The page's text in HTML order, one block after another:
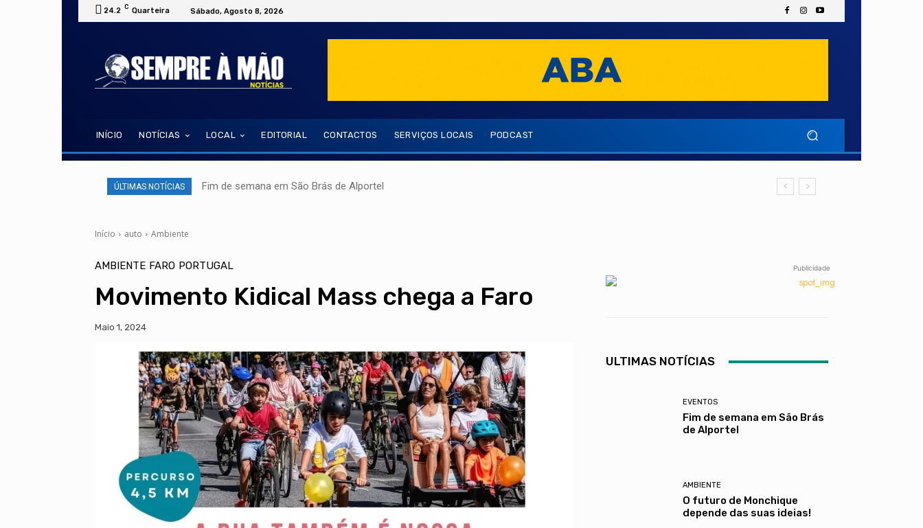
24.2 C Quarteira Sábado, Agosto 8, 2026
INÍCIO NOTÍCIAS LOCAL EDITORIAL CONTACTOS SERVIÇOS LOCAIS PODCAST
ÚLTIMAS NOTÍCIAS Fim de semana em São Brás de Alportel
Início auto Ambiente
AMBIENTE FARO PORTUGAL
Movimento Kidical Mass chega a Faro
Maio 1, 2024
Publicidade
ULTIMAS NOTÍCIAS
EVENTOS
Fim de semana em São Brás
de Alportel
AMBIENTE
O futuro de Monchique
depende das suas ideias!